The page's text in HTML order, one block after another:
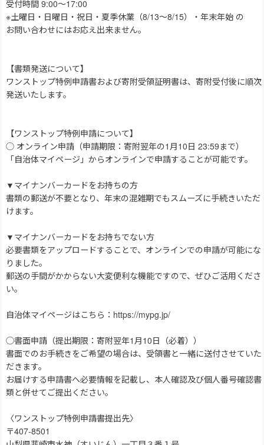
受付時間 9:00～17:00
※土曜日・日曜日・祝日・夏季休業（8/13～8/15）・年末年始 の
お問い合わせにはお応え出来ません。
【書類発送について】
ワンストップ特例申請書および寄附受領証明書は、寄附受付後に順次
発送いたします。
【ワンストップ特例申請について】
◯ オンライン申請（申請期限：寄附翌年の1月10日 23:59まで）
「自治体マイページ」からオンラインで申請することが可能です。
▼マイナンバーカードをお持ちの方
書類の郵送が不要となり、年末の混雑期でもスムーズに手続きいただ
けます。
▼マイナンバーカードをお持ちでない方
必要書類をアップロードすることで、オンラインでの申請が可能にな
りました。
郵送の手間がかからない大変便利な機能ですので、ぜひご活用くださ
い。
自治体マイページはこちら：https://mypg.jp/
◯書面申請（提出期限：寄附翌年1月10日（必着））
書面でのお手続きをご希望の場合は、受領書と一緒に送付させていた
だきます。
お届けする申請書へ必要情報を記載し、本人確認及び個人番号確認書
類と併せてご提出ください。
〈ワンストップ特例申請書提出先〉
〒407-8501